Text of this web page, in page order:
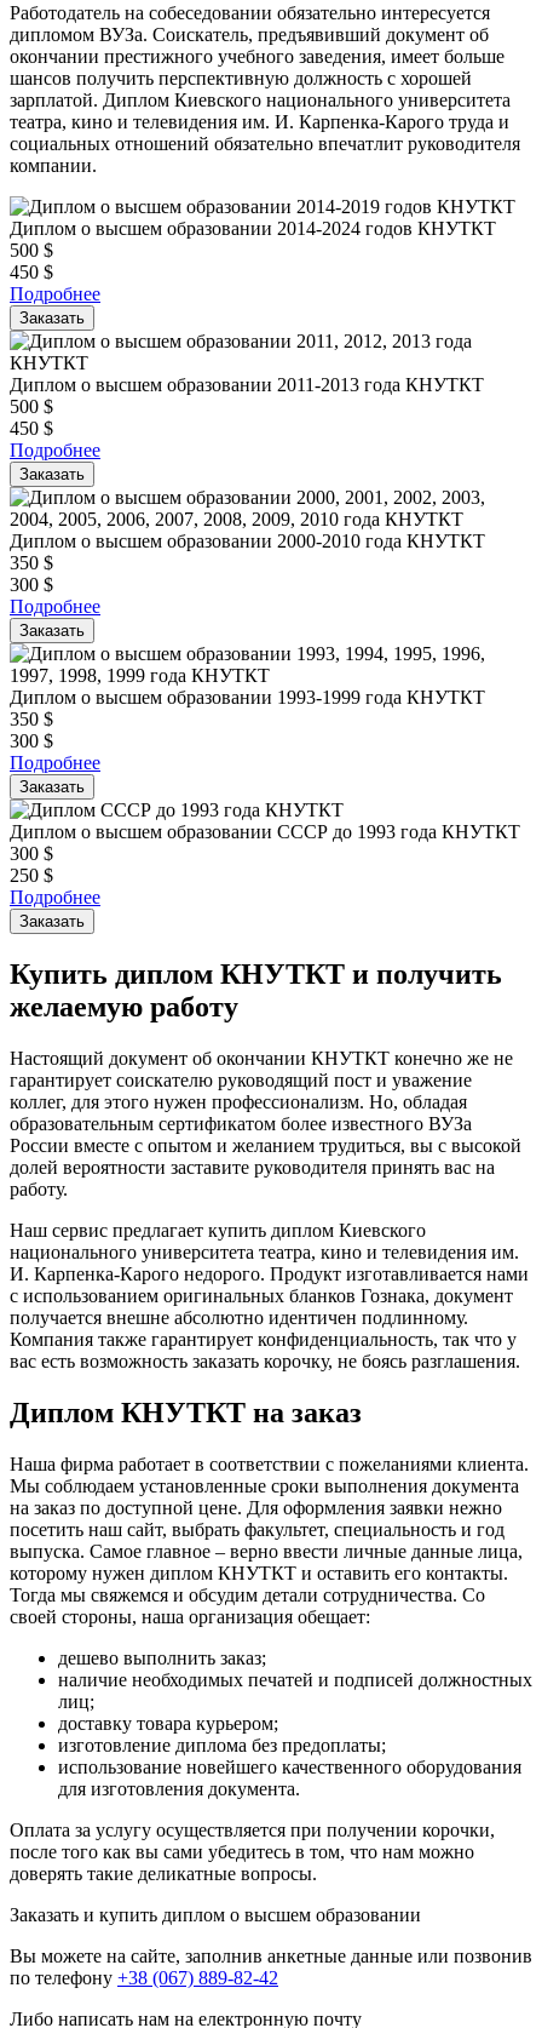
Работодатель на собеседовании обязательно интересуется
дипломом ВУЗа. Соискатель, предъявивший документ об
окончании престижного учебного заведения, имеет больше
шансов получить перспективную должность с хорошей
зарплатой. Диплом Киевского национального университета
театра, кино и телевидения им. И. Карпенка-Карого труда и
социальных отношений обязательно впечатлит руководителя
компании.
Диплом о высшем образовании 2014-2024 годов КНУТКТ
500 $
450 $
Подробнее
Заказать
Диплом о высшем образовании 2011-2013 года КНУТКТ
500 $
450 $
Подробнее
Заказать
Диплом о высшем образовании 2000-2010 года КНУТКТ
350 $
300 $
Подробнее
Заказать
Диплом о высшем образовании 1993-1999 года КНУТКТ
350 $
300 $
Подробнее
Заказать
Диплом о высшем образовании СССР до 1993 года КНУТКТ
300 $
250 $
Подробнее
Заказать
Купить диплом КНУТКТ и получить
желаемую работу
Настоящий документ об окончании КНУТКТ конечно же не
гарантирует соискателю руководящий пост и уважение
коллег, для этого нужен профессионализм. Но, обладая
образовательным сертификатом более известного ВУЗа
России вместе с опытом и желанием трудиться, вы с высокой
долей вероятности заставите руководителя принять вас на
работу.
Наш сервис предлагает купить диплом Киевского
национального университета театра, кино и телевидения им.
И. Карпенка-Карого недорого. Продукт изготавливается нами
с использованием оригинальных бланков Гознака, документ
получается внешне абсолютно идентичен подлинному.
Компания также гарантирует конфиденциальность, так что у
вас есть возможность заказать корочку, не боясь разглашения.
Диплом КНУТКТ на заказ
Наша фирма работает в соответствии с пожеланиями клиента.
Мы соблюдаем установленные сроки выполнения документа
на заказ по доступной цене. Для оформления заявки нежно
посетить наш сайт, выбрать факультет, специальность и год
выпуска. Самое главное – верно ввести личные данные лица,
которому нужен диплом КНУТКТ и оставить его контакты.
Тогда мы свяжемся и обсудим детали сотрудничества. Со
своей стороны, наша организация обещает:
дешево выполнить заказ;
наличие необходимых печатей и подписей должностных
лиц;
доставку товара курьером;
изготовление диплома без предоплаты;
использование новейшего качественного оборудования
для изготовления документа.
Оплата за услугу осуществляется при получении корочки,
после того как вы сами убедитесь в том, что нам можно
доверять такие деликатные вопросы.
Заказать и купить диплом о высшем образовании
Вы можете на сайте, заполнив анкетные данные или позвонив
по телефону +38 (067) 889-82-42
Либо написать нам на електронную почту